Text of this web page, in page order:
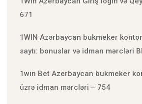
671
1WIN Azərbaycan bukmeker
saytı: bonuslar və idman mərcləri
1win Bet Azerbaycan bukmeker
üzrə idman mərcləri – 754